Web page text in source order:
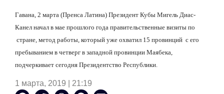
Гавана, 2 марта (Пренса Латина) Президент Кубы Мигель Диас-
Канел начал в мае прошлого года правительственные визиты по
стране, метод работы, который уже охватил 15 провинций с его
пребыванием в четверг в западной провинции Маябека,
подчеркивает сегодня Президентство Республики.
1 марта, 2019 | 21:19